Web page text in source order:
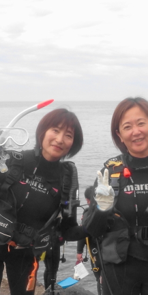
初心者 中級者 上級者
プ 団体 お一人
検索